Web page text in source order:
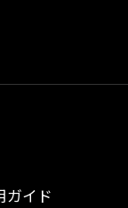
ガイド